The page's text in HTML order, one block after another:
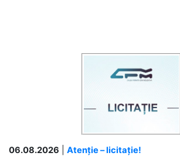
06.08.2026
Atenție – licitație!